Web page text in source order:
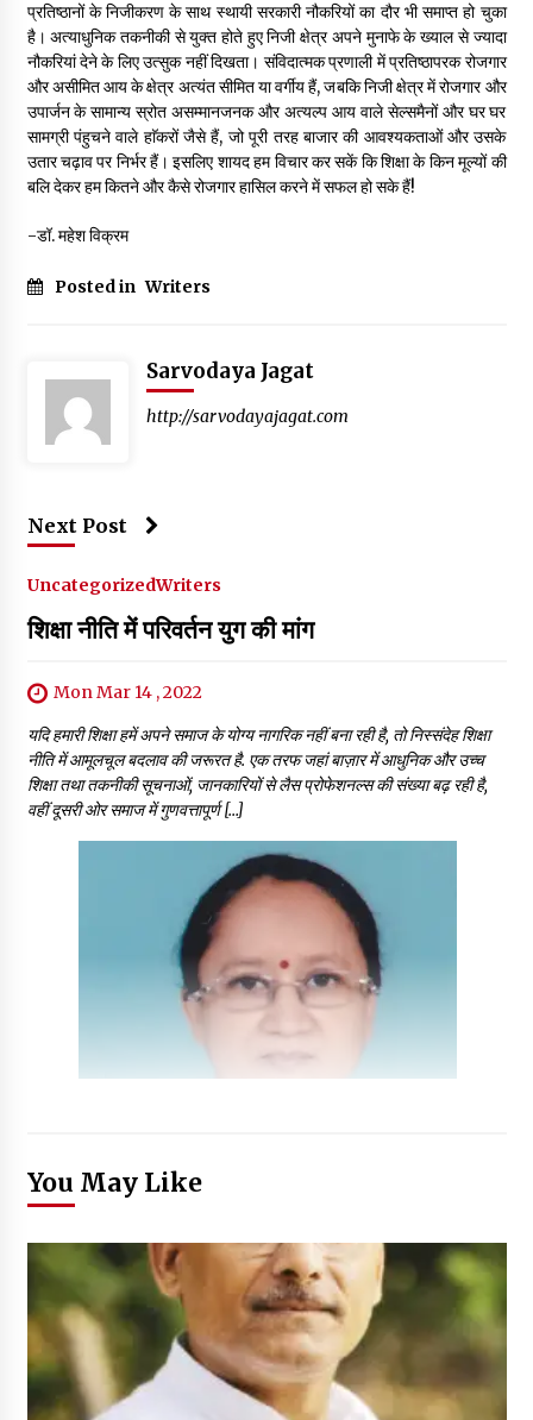
प्रतिष्ठानों के निजीकरण के साथ स्थायी सरकारी नौकरियों का दौर भी समाप्त हो चुका
है। अत्याधुनिक तकनीकी से युक्त होते हुए निजी क्षेत्र अपने मुनाफे के ख्याल से ज्यादा
नौकरियां देने के लिए उत्सुक नहीं दिखता। संविदात्मक प्रणाली में प्रतिष्ठापरक रोजगार
और असीमित आय के क्षेत्र अत्यंत सीमित या वर्गीय हैं, जबकि निजी क्षेत्र में रोजगार और
उपार्जन के सामान्य स्रोत असम्मानजनक और अत्यल्प आय वाले सेल्समैनों और घर घर
सामग्री पंहुचने वाले हाॅकरों जैसे हैं, जो पूरी तरह बाजार की आवश्यकताओं और उसके
उतार चढ़ाव पर निर्भर हैं। इसलिए शायद हम विचार कर सकें कि शिक्षा के किन मूल्यों की
बलि देकर हम कितने और कैसे रोजगार हासिल करने में सफल हो सके हैं!
-डॉ. महेश विक्रम
Posted in Writers
Sarvodaya Jagat
http://sarvodayajagat.com
Next Post
UncategorizedWriters
शिक्षा नीति में परिवर्तन युग की मांग
Mon Mar 14 , 2022
यदि हमारी शिक्षा हमें अपने समाज के योग्य नागरिक नहीं बना रही है, तो निस्संदेह शिक्षा
नीति में आमूलचूल बदलाव की जरूरत है. एक तरफ जहां बाज़ार में आधुनिक और उच्च
शिक्षा तथा तकनीकी सूचनाओं, जानकारियों से लैस प्रोफेशनल्स की संख्या बढ़ रही है,
वहीं दूसरी ओर समाज में गुणवत्तापूर्ण […]
You May Like